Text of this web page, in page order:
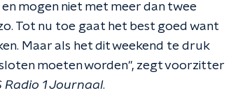
mogen niet met meer dan twee
Tot nu toe gaat het best goed want
Maar als het dit weekend te druk
moeten worden", zegt voorzitter
Radio 1 Journaal.